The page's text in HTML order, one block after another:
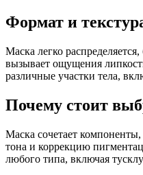
Формат и
Маска легко
вызывает ощущения
различные участки тела,
Почему стоит
Маска сочетает
тона и коррекцию
любого типа, включая